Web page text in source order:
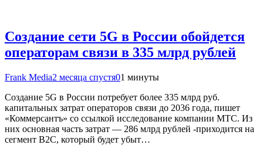
Создание сети 5G в России обойдется
операторам связи в 335 млрд рублей
Frank Media2 месяца спустя01 минуты
Создание 5G в России потребует более 335 млрд руб.
капитальных затрат операторов связи до 2036 года, пишет
«Коммерсантъ» со ссылкой исследование компании МТС. Из
них основная часть затрат — 286 млрд рублей -приходится на
сегмент B2C, который будет убыт…